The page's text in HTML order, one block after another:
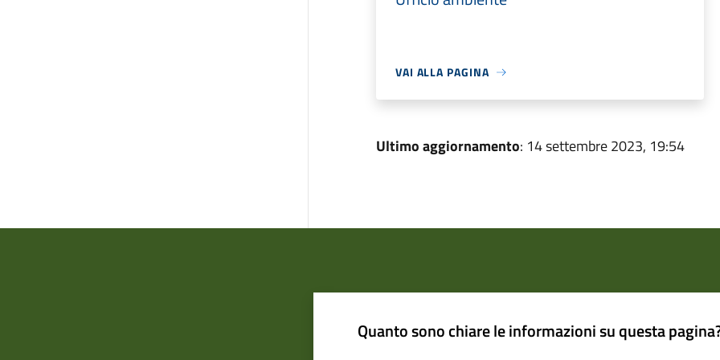
VAI ALLA PAGINA
Ultimo aggiornamento: 14 settembre 2023, 19:54
Quanto sono chiare le informazioni su questa